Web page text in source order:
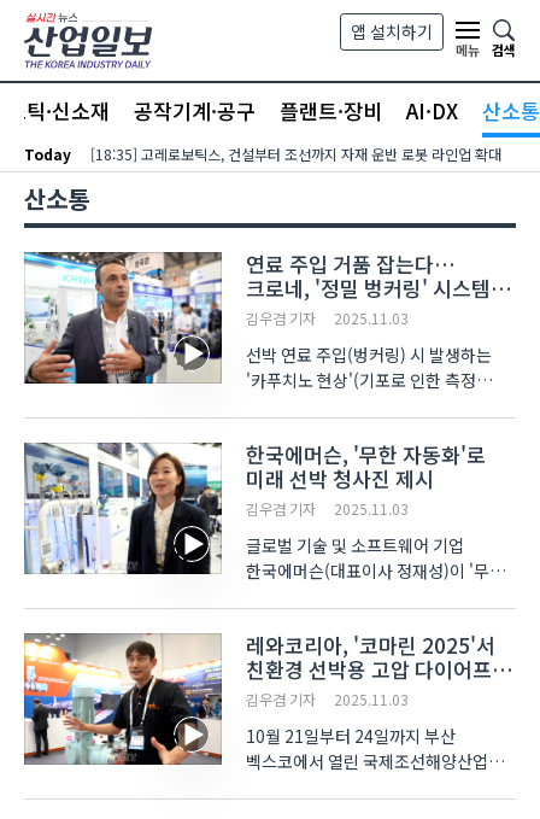
본문 바로가기
앱 설치하기
메뉴
검색
틱·신소재 공작기계·공구 플랜트·장비 AI·DX 산소통
Today [18:35] 고레로보틱스, 건설부터 조선까지 자재 운반 로봇 라인업 확대
산소통
연료 주입 거품 잡는다…
크로네, '정밀 벙커링' 시스템
공개
김우겸 기자 2025.11.03
선박 연료 주입(벙커링) 시 발생하는
'카푸치노 현상'(기포로 인한 측정
등장했다. 100년 역사의 독일 계측기기
전문 기업 크로네코리아(KROHNE
Korea)는 지난 ..
한국에머슨, '무한 자동화'로
미래 선박 청사진 제시
김우겸 기자 2025.11.03
글로벌 기술 및 소프트웨어 기업
한국에머슨(대표이사 정재성)이 '무한
과제인 '탈탄소'와 '디지털 전환'을
정조준했다. 지난 10월 21일부터
24일까지 부산 벡스코에서..
레와코리아, '코마린 2025'서
친환경 선박용 고압 다이어프램
펌프 공개
김우겸 기자 2025.11.03
10월 21일부터 24일까지 부산
벡스코에서 열린 국제조선해양산업전